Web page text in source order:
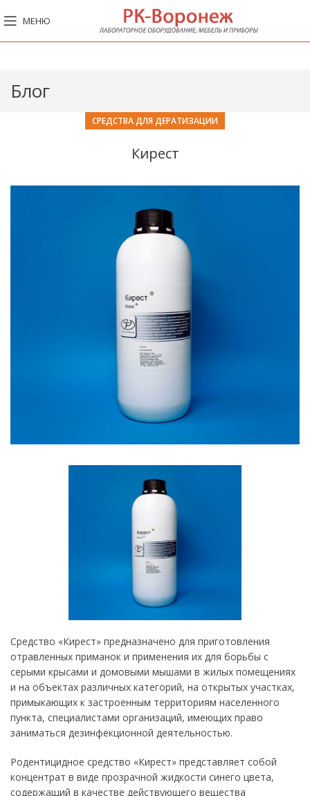
МЕНЮ
Блог
СРЕДСТВА ДЛЯ ДЕРАТИЗАЦИИ
Кирест
Средство «Кирест» предназначено для приготовления
отравленных приманок и применения их для борьбы с
серыми крысами и домовыми мышами в жилых помещениях
и на объектах различных категорий, на открытых участках,
примыкающих к застроенным территориям населенного
пункта, специалистами организаций, имеющих право
заниматься дезинфекционной деятельностью.
Родентицидное средство «Кирест» представляет собой
концентрат в виде прозрачной жидкости синего цвета,
содержащий в качестве действующего вещества